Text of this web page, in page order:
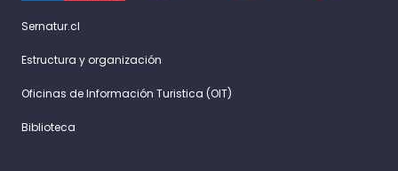
Sernatur.cl
Estructura y organización
Oficinas de Información Turistica (OIT)
Biblioteca